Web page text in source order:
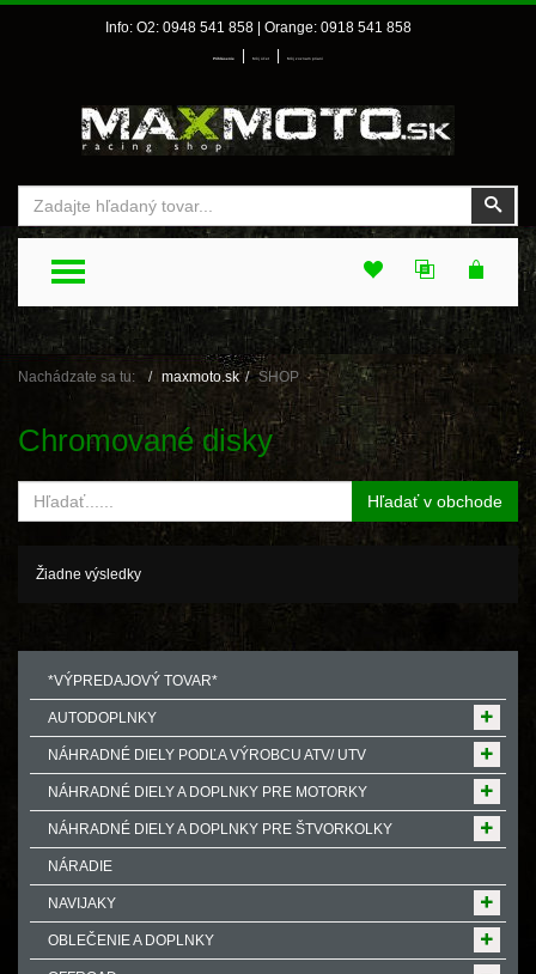
Info: O2: 0948 541 858 | Orange: 0918 541 858
Prihlásenie Môj účet Môj zoznam prianí
TOGGLE MENU
Nachádzate sa tu: maxmoto.sk SHOP
Chromované disky
Hľadať v obchode
Žiadne výsledky
*VÝPREDAJOVÝ TOVAR*
AUTODOPLNKY
NÁHRADNÉ DIELY PODĽA VÝROBCU ATV/ UTV
NÁHRADNÉ DIELY A DOPLNKY PRE MOTORKY
NÁHRADNÉ DIELY A DOPLNKY PRE ŠTVORKOLKY
NÁRADIE
NAVIJAKY
OBLEČENIE A DOPLNKY